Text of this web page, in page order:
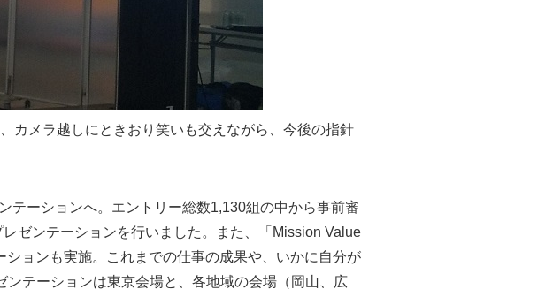
カメラ越しにときおり笑いも交えながら、今後の指針
テーションへ。エントリー総数1,130組の中から事前審
ゼンテーションを行いました。また、「Mission Value
ョンも実施。これまでの仕事の成果や、いかに自分が
テーションは東京会場と、各地域の会場（岡山、広